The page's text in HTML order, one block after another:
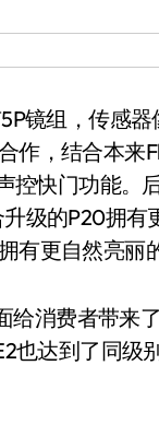
组，传感器
作，结合本来
快门功能。
级的P20拥有
有更自然亮丽
消费者带来
也达到了同级